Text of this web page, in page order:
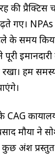
की प्रैक्टिस
गए। NPAs
के समय
हम
के CAG
मौर्या ने
अंश प्रस्तुत